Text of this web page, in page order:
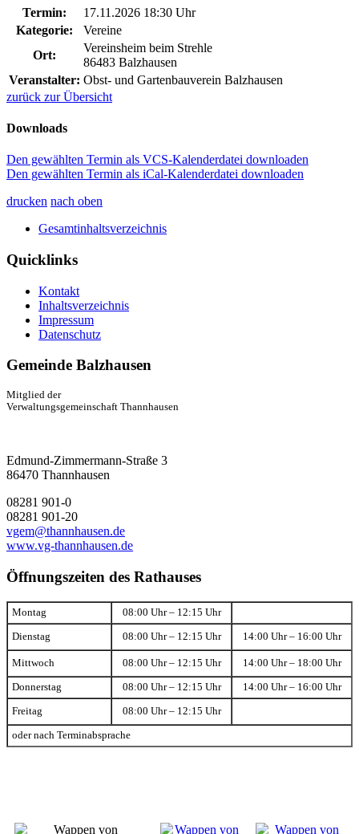
Termin:
17.11.2026 18:30 Uhr
Kategorie:
Vereine
Ort:
Vereinsheim beim Strehle
86483 Balzhausen
Veranstalter: Obst- und Gartenbauverein Balzhausen
zurück zur Übersicht
Downloads
Den gewählten Termin als VCS-Kalenderdatei downloaden
Den gewählten Termin als iCal-Kalenderdatei downloaden
drucken nach oben
Gesamtinhaltsverzeichnis
Quicklinks
Kontakt
Inhaltsverzeichnis
Impressum
Datenschutz
Gemeinde Balzhausen
Mitglied der
Verwaltungsgemeinschaft Thannhausen
Edmund-Zimmermann-Straße 3
86470 Thannhausen
08281 901-0
08281 901-20
vgem@thannhausen.de
www.vg-thannhausen.de
Öffnungszeiten des Rathauses
Montag 08:00 Uhr – 12:15 Uhr
Dienstag 08:00 Uhr – 12:15 Uhr 14:00 Uhr – 16:00 Uhr
Mittwoch 08:00 Uhr – 12:15 Uhr 14:00 Uhr – 18:00 Uhr
Donnerstag 08:00 Uhr – 12:15 Uhr 14:00 Uhr – 16:00 Uhr
Freitag 08:00 Uhr – 12:15 Uhr
oder nach Terminabsprache